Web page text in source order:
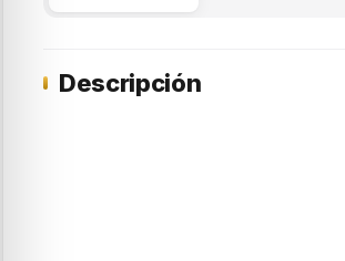
Descripción